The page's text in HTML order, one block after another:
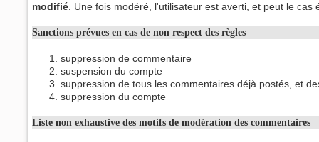
modifié . Une fois modéré, l'utilisateur est averti, et peut le
Sanctions prévues en cas de non respect des règles
suppression de commentaire
suspension du compte
suppression de tous les commentaires déjà postés, et
suppression du compte
Liste non exhaustive des motifs de modération des commentaires